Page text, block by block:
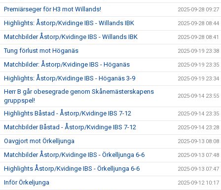
Premiärseger för H3 mot Willands! 2025-09-28 09:27
Highlights: Åstorp/Kvidinge IBS - Willands IBK 2025-09-28 08:44
Matchbilder Åstorp/Kvidinge IBS - Willands IBK 2025-09-28 08:41
Tung förlust mot Höganäs 2025-09-19 23:38
Matchbilder: Åstorp/Kvidinge IBS - Höganäs 2025-09-19 23:35
Highlights: Åstorp/Kvidinge IBS - Höganäs 3-9 2025-09-19 23:34
Herr B går obesegrade genom Skånemästerskapens
gruppspel!
2025-09-14 23:55
Highlights Båstad - Åstorp/Kvidinge IBS 7-12 2025-09-14 23:35
Matchbilder Båstad - Åstorp/Kvidinge IBS 7-12 2025-09-14 23:28
Oavgjort mot Örkelljunga 2025-09-13 08:08
Matchbilder Åstorp/Kvidinge IBS - Örkelljunga 6-6 2025-09-13 07:48
Highlights Åstorp/Kvidinge IBS - Örkelljunga 6-6 2025-09-13 07:47
Inför Örkeljunga 2025-09-12 10:17